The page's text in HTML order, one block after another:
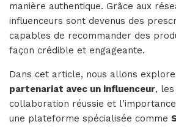
manière authentique. Grâce aux
influenceurs sont devenus des
capables de recommander des
façon crédible et engageante.
Dans cet article, nous allons
partenariat avec un influenceur,
collaboration réussie et
une plateforme spécialisée comme